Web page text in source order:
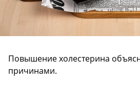
Повышение холестерина
причинами.